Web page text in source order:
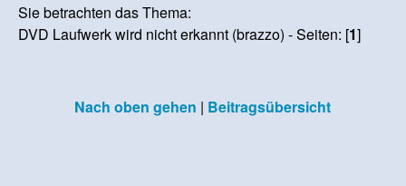
Sie betrachten das Thema:
DVD Laufwerk wird nicht erkannt (brazzo) - Seiten: [1]
Nach oben gehen | Beitragsübersicht